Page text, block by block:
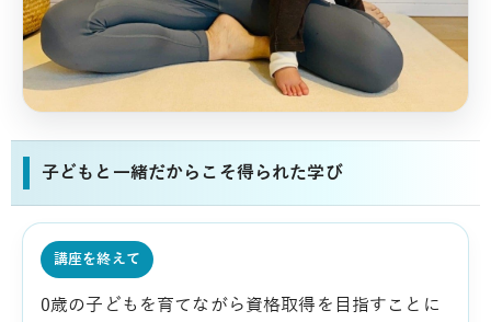
子どもと一緒だからこそ得られた学び
講座を終えて
0歳の子どもを育てながら資格取得を目指すことに